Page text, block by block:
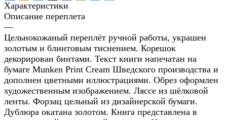
Характеристики
Описание переплета
—
Цельнокожаный переплёт ручной работы, украшен
золотым и блинтовым тиснением. Корешок
декорирован бинтами. Текст книги напечатан на
бумаге Munken Print Cream Шведского производства и
дополнен цветными иллюстрациями. Обрез оформлен
художественным изображением. Ляссе из шёлковой
ленты. Форзац цельный из дизайнерской бумаги.
Дублюра окатана золотом. Книга представлена в